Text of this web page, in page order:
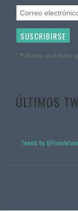
* Pulsando en el botón
ÚLTIMOS
Tweets by